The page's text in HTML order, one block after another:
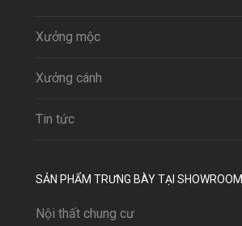
Xưởng mộc
Xưởng cánh
Tin tức
SẢN PHẨM TRƯNG BÀY TẠI SHOWROOM
Nội thất chung cư